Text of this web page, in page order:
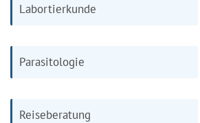
Labortierkunde
Parasitologie
Reiseberatung